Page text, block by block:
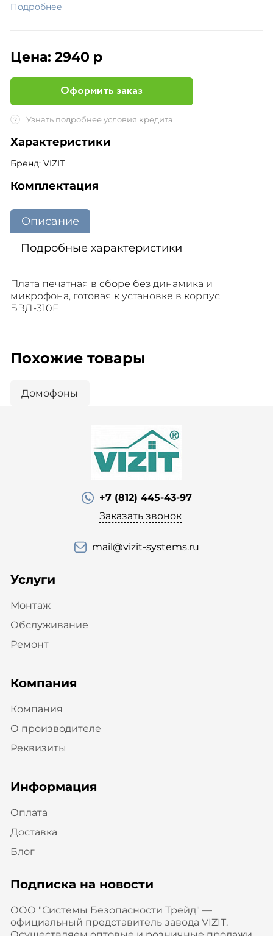
Подробнее
Цена: 2940 р
Оформить заказ
? Узнать подробнее условия кредита
Характеристики
Бренд: VIZIT
Комплектация
Описание
Подробные характеристики
Плата печатная в сборе без динамика и
микрофона, готовая к установке в корпус
БВД-310F
Похожие товары
Домофоны
+7 (812) 445-43-97
Заказать звонок
mail@vizit-systems.ru
Услуги
Монтаж
Обслуживание
Ремонт
Компания
Компания
О производителе
Реквизиты
Информация
Оплата
Доставка
Блог
Подписка на новости
ООО "Системы Безопасности Трейд" —
официальный представитель завода VIZIT.